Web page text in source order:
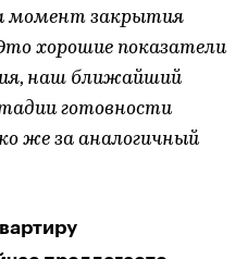
момент закрытия
хорошие показатели
наш ближайший
готовности
же за аналогичный